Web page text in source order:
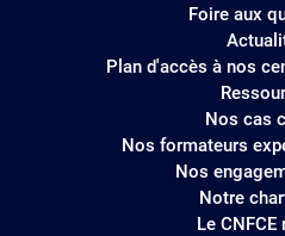
Foire aux
Plan d'accès à nos
Nos cas
Nos formateurs
Nos
Notre
Le CNFCE